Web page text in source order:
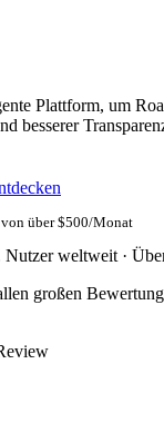
Plattform, um
besserer
von über $500/Monat
weltweit ·
großen